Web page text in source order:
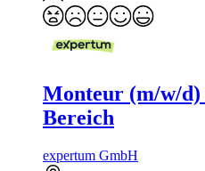
Monteur (m/w/
Bereich
expertum GmbH